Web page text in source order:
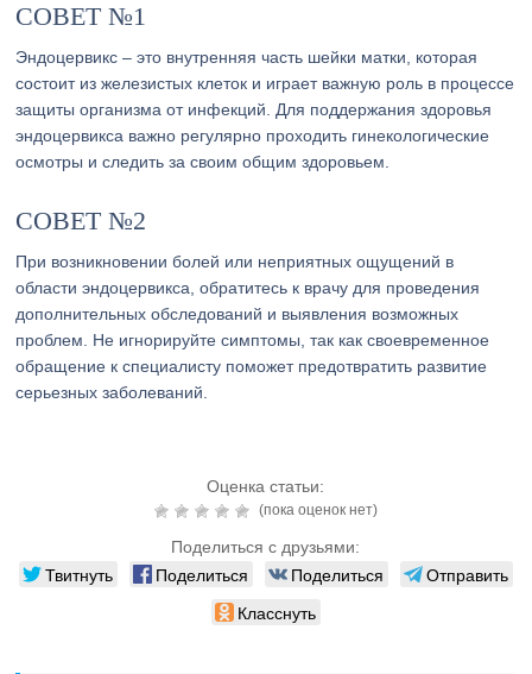
СОВЕТ №1
Эндоцервикс – это внутренняя часть шейки матки, которая
состоит из железистых клеток и играет важную роль в процессе
защиты организма от инфекций. Для поддержания здоровья
эндоцервикса важно регулярно проходить гинекологические
осмотры и следить за своим общим здоровьем.
СОВЕТ №2
При возникновении болей или неприятных ощущений в
области эндоцервикса, обратитесь к врачу для проведения
дополнительных обследований и выявления возможных
проблем. Не игнорируйте симптомы, так как своевременное
обращение к специалисту поможет предотвратить развитие
серьезных заболеваний.
Оценка статьи:
(пока оценок нет)
Поделиться с друзьями:
Твитнуть Поделиться Поделиться
Отправить
Класснуть